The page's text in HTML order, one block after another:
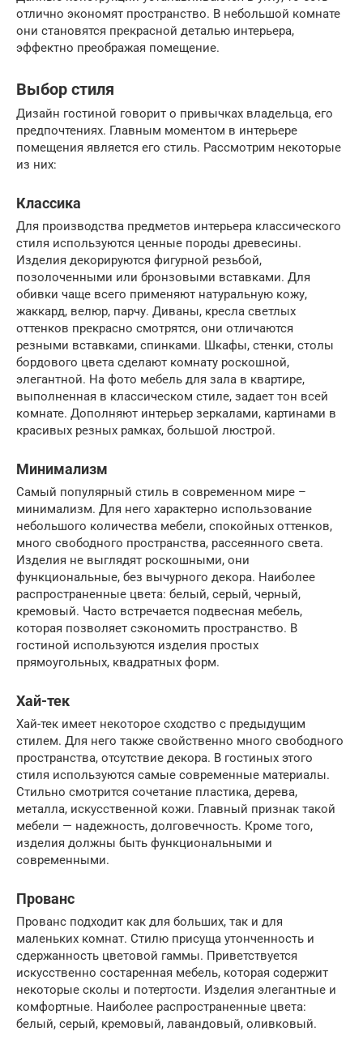
отлично экономят пространство. В небольшой комнате
они становятся прекрасной деталью интерьера,
эффектно преображая помещение.
Выбор стиля
Дизайн гостиной говорит о привычках владельца, его
предпочтениях. Главным моментом в интерьере
помещения является его стиль. Рассмотрим некоторые
из них:
Классика
Для производства предметов интерьера классического
стиля используются ценные породы древесины.
Изделия декорируются фигурной резьбой,
позолоченными или бронзовыми вставками. Для
обивки чаще всего применяют натуральную кожу,
жаккард, велюр, парчу. Диваны, кресла светлых
оттенков прекрасно смотрятся, они отличаются
резными вставками, спинками. Шкафы, стенки, столы
бордового цвета сделают комнату роскошной,
элегантной. На фото мебель для зала в квартире,
выполненная в классическом стиле, задает тон всей
комнате. Дополняют интерьер зеркалами, картинами в
красивых резных рамках, большой люстрой.
Минимализм
Самый популярный стиль в современном мире –
минимализм. Для него характерно использование
небольшого количества мебели, спокойных оттенков,
много свободного пространства, рассеянного света.
Изделия не выглядят роскошными, они
функциональные, без вычурного декора. Наиболее
распространенные цвета: белый, серый, черный,
кремовый. Часто встречается подвесная мебель,
которая позволяет сэкономить пространство. В
гостиной используются изделия простых
прямоугольных, квадратных форм.
Хай-тек
Хай-тек имеет некоторое сходство с предыдущим
стилем. Для него также свойственно много свободного
пространства, отсутствие декора. В гостиных этого
стиля используются самые современные материалы.
Стильно смотрится сочетание пластика, дерева,
металла, искусственной кожи. Главный признак такой
мебели — надежность, долговечность. Кроме того,
изделия должны быть функциональными и
современными.
Прованс
Прованс подходит как для больших, так и для
маленьких комнат. Стилю присуща утонченность и
сдержанность цветовой гаммы. Приветствуется
искусственно состаренная мебель, которая содержит
некоторые сколы и потертости. Изделия элегантные и
комфортные. Наиболее распространенные цвета:
белый, серый, кремовый, лавандовый, оливковый.